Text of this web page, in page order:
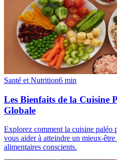
Santé et Nutrition6 min
Les Bienfaits de la Cuisine
Globale
Explorez comment la cuisine paléo
vous aider à atteindre un mieux-
alimentaires conscients.